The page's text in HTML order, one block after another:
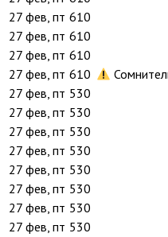
27 фев, пт 610
27 фев, пт 610
27 фев, пт 610
27 фев, пт 610
27 фев, пт 530
27 фев, пт 530
27 фев, пт 530
27 фев, пт 530
27 фев, пт 530
27 фев, пт 530
27 фев, пт 530
27 фев, пт 530